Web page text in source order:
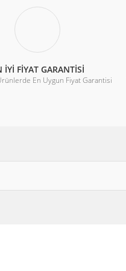
İYİ FİYAT GARANTİSİ
En Uygun Fiyat Garantisi